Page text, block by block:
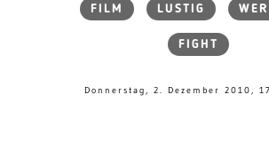
FILM LUSTIG
FIGHT
Donnerstag, 2. Dezember 2010,